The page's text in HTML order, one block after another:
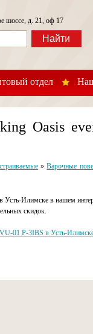
отдел
д. 21, оф 17
Найти
Oasis
»Варочные
Илимске в нашем
скидок.
VU-01 P-3IBS в Усть-